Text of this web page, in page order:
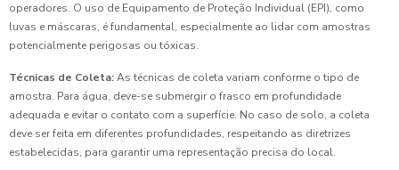
operadores. O uso de Equipamento de Proteção Individual (EPI), como
luvas e máscaras, é fundamental, especialmente ao lidar com amostras
potencialmente perigosas ou tóxicas.
Técnicas de Coleta:As técnicas de coleta variam conforme o tipo de
amostra. Para água, deve-se submergir o frasco em profundidade
adequada e evitar o contato com a superfície. No caso de solo, a coleta
deve ser feita em diferentes profundidades, respeitando as diretrizes
estabelecidas, para garantir uma representação precisa do local.